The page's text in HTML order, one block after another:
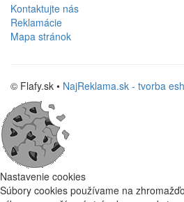
Kontaktujte nás
Reklamácie
Mapa stránok
© Flafy.sk • NajReklama.sk - tvorba
Nastavenie cookies
Súbory cookies používame na